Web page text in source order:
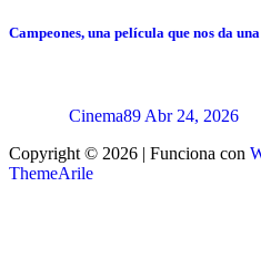
Campeones, una película que nos da
Cinema89 Abr 24, 2026
Copyright © 2026 | Funciona con
ThemeArile